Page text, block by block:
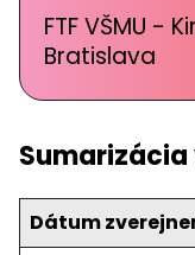
FTF VŠMU -
Bratislava
Dátum